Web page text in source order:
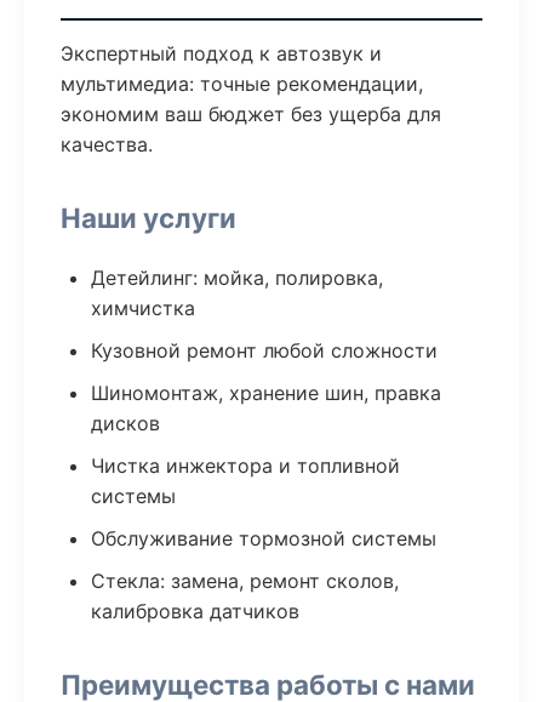
Экспертный подход к автозвук и
мультимедиа: точные рекомендации,
экономим ваш бюджет без ущерба для
качества.
Наши услуги
Детейлинг: мойка, полировка,
химчистка
Кузовной ремонт любой сложности
Шиномонтаж, хранение шин, правка
дисков
Чистка инжектора и топливной
системы
Обслуживание тормозной системы
Стекла: замена, ремонт сколов,
калибровка датчиков
Преимущества работы с нами